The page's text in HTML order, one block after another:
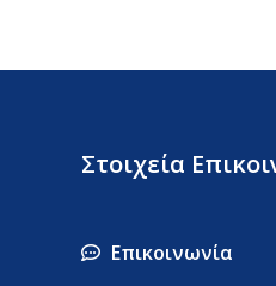
Στοιχεία
Επικοινωνία